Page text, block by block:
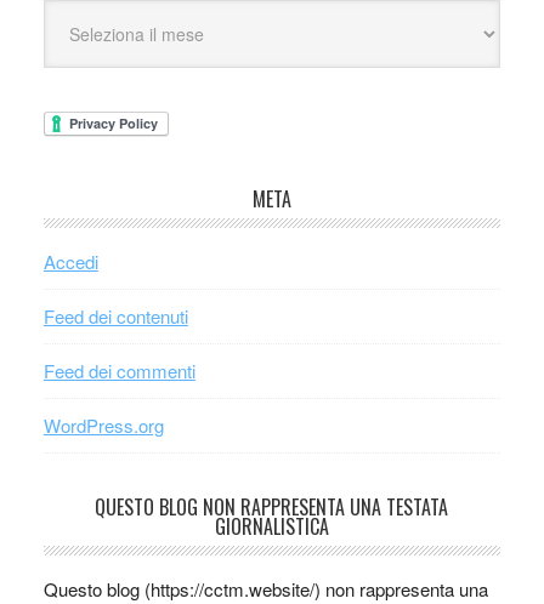
META
Accedi
Feed dei contenuti
Feed dei commenti
WordPress.org
QUESTO BLOG NON RAPPRESENTA UNA TESTATA
GIORNALISTICA
Questo blog (https://cctm.website/) non rappresenta una